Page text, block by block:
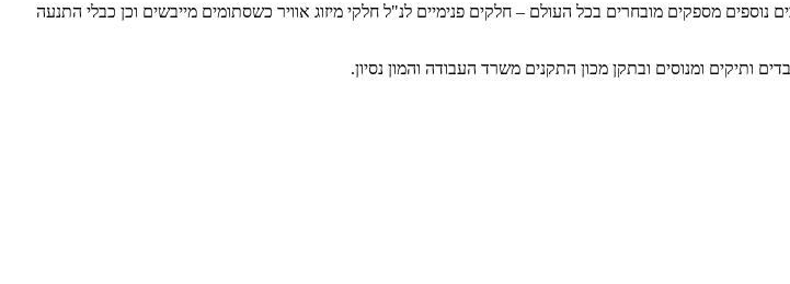
נוספים מספקים מובחרים בכל העולם – חלקים פנימיים לנ"ל חלקי מיזוג אוויר כשסתומים מייבשים וכן כבלי התנעה
ותיקים ומנוסים ובתקן מכון התקנים משרד העבודה והמון נסיון.